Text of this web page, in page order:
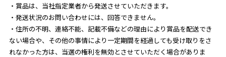
・賞品は、当社指定業者から発送させていただきます。
・発送状況のお問い合わせには、回答できません。
・住所の不明、連絡不能、記載不備などの理由により賞品を配送でき
ない場合や、その他の事情により一定期間を経過しても受け取りをさ
れなかった方は、当選の権利を無効とさせていただく場合がありま